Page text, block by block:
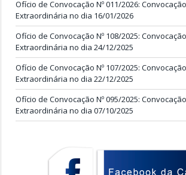
Ofício de Convocação Nº 011/2026:
Extraordinária no dia 16/01/2026
Ofício de Convocação Nº 108/2025:
Extraordinária no dia 24/12/2025
Ofício de Convocação Nº 107/2025:
Extraordinária no dia 22/12/2025
Ofício de Convocação Nº 095/2025:
Extraordinária no dia 07/10/2025